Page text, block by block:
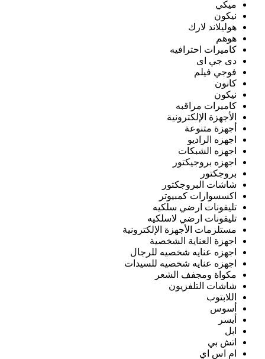
ميكي
نيكون
هوليلاند لارك
هوهم
كاميرات احترافيه
دى جي اى
فوجي فيلم
كانون
نيكون
كاميرات مراقبه
الأجهزة الإلكترونية
أجهزة متنوعة
اجهزه الراديو
اجهزه الشبكات
اجهزه بروجيكتور
بروجكتور
شاشات البروجكتور
اكسسوارات كمبيوتر
تليفونات ارضي سلكيه
تليفونات ارضي لاسلكيه
مستلزمات الأجهزة الإلكترونية
اجهزة العناية الشخصية
اجهزه عنايه شخصيه للرجال
اجهزه عنايه شخصيه للسيدات
مكواة ومجفف الشعر
شاشات التلفزيون
اللابتوب
أسوس
أيسر
ابل
اتش بي
ام اس اي